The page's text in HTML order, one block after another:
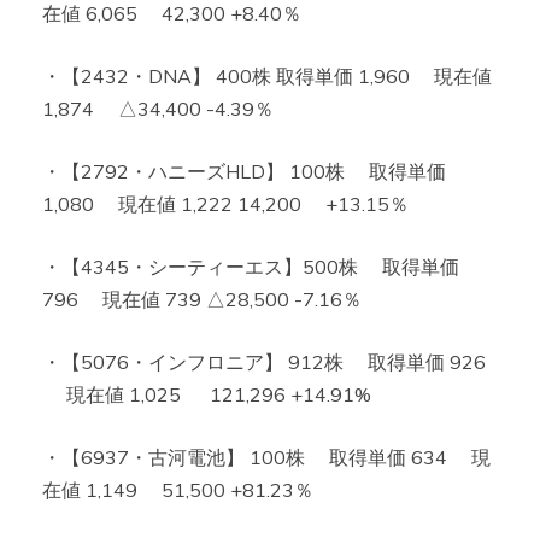
在値 6,065 42,300 +8.40％
・【2432・DNA】 400株 取得単価 1,960 現在値
1,874 △34,400 -4.39％
・【2792・ハニーズHLD】 100株 取得単価
1,080 現在値 1,222 14,200 +13.15％
・【4345・シーティーエス】500株 取得単価
796 現在値 739 △28,500 -7.16％
・【5076・インフロニア】 912株 取得単価 926
現在値 1,025 121,296 +14.91%
・【6937・古河電池】 100株 取得単価 634 現
在値 1,149 51,500 +81.23％